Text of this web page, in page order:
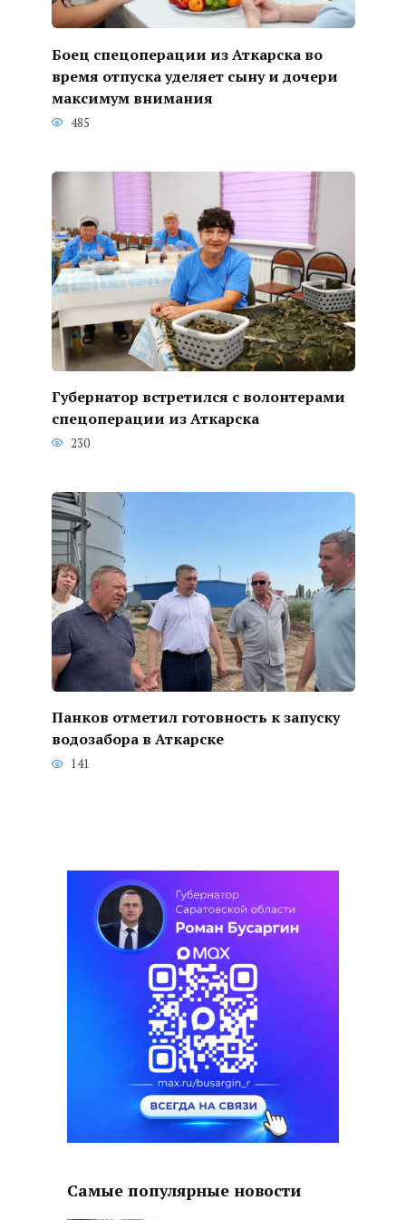
Боец спецоперации из Аткарска во
время отпуска уделяет сыну и дочери
максимум внимания
485
Губернатор встретился с волонтерами
спецоперации из Аткарска
230
Панков отметил готовность к запуску
водозабора в Аткарске
141
Самые популярные новости